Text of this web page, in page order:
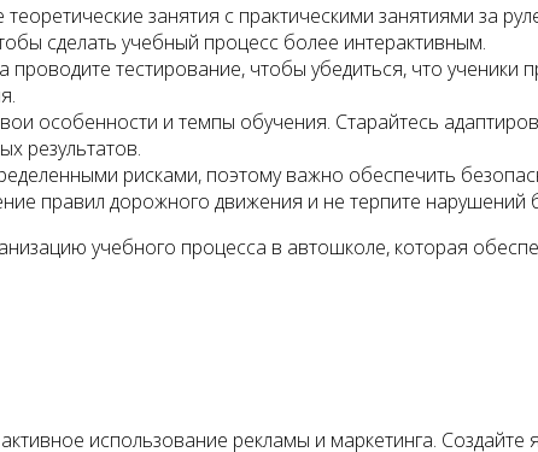
занятия с практическими занятиями за
сделать учебный процесс более интерактивным.
тестирование, чтобы убедиться, что
особенности и темпы обучения. Старайтесь
результатов.
рисками, поэтому важно обеспечить
правил дорожного движения и не терпите нарушений
учебного процесса в автошколе, которая
использование рекламы и маркетинга.